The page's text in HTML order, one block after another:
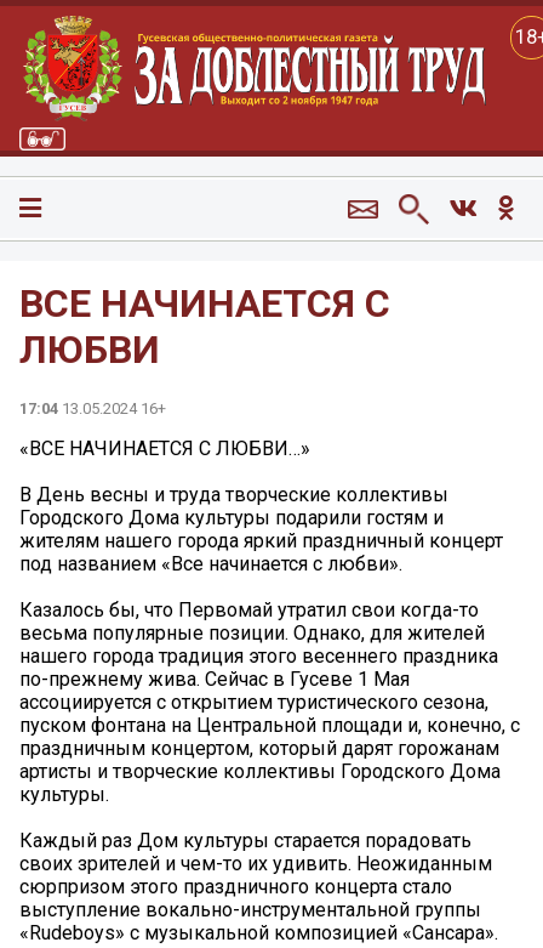
ВСЕ НАЧИНАЕТСЯ С
ЛЮБВИ
17:04 13.05.2024 16+
«ВСЕ НАЧИНАЕТСЯ С ЛЮБВИ…»
В День весны и труда творческие коллективы
Городского Дома культуры подарили гостям и
жителям нашего города яркий праздничный концерт
под названием «Все начинается с любви».
Казалось бы, что Первомай утратил свои когда-то
весьма популярные позиции. Однако, для жителей
нашего города традиция этого весеннего праздника
по-прежнему жива. Сейчас в Гусеве 1 Мая
ассоциируется с открытием туристического сезона,
пуском фонтана на Центральной площади и, конечно, с
праздничным концертом, который дарят горожанам
артисты и творческие коллективы Городского Дома
культуры.
Каждый раз Дом культуры старается порадовать
своих зрителей и чем-то их удивить. Неожиданным
сюрпризом этого праздничного концерта стало
выступление вокально-инструментальной группы
«Rudeboys» с музыкальной композицией «Сансара».